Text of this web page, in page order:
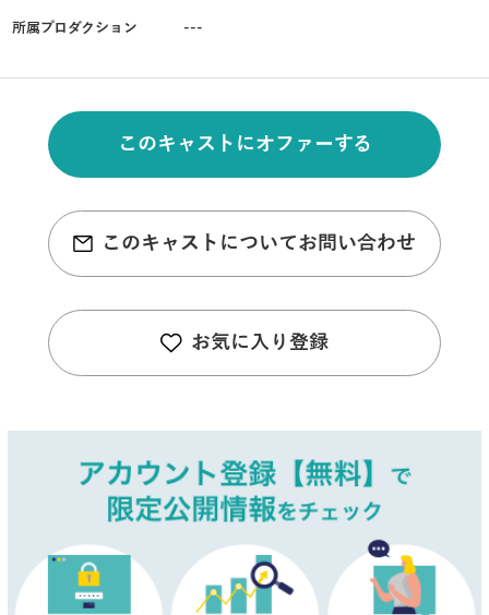
所属プロダクション ---
このキャストにオファーする
このキャストについてお問い合わせ
お気に入り登録